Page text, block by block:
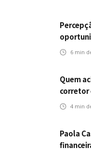
seguros
6 min
Quem
corretor
errado
4 min
Paola